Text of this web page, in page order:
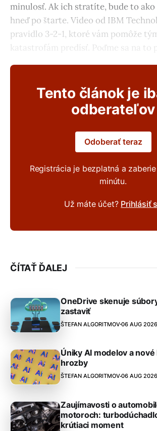
minulosť. Ak ich stratíte, bude to
hneď po štarte. Video od IBM
pravidlo 3-2-1, ktoré vám pomôže
katastrofám predísť. Poďme sa na to
Tento článok je
odberateľov
Odoberať teraz
Registrácia je bezplatná a
minútu.
Už máte účet? Prihlásiť
ČÍTAŤ ĎALEJ
OneDrive skenuje
zastaviť
ŠTEFAN ALGORITMOV06 AUG 2026
Úniky AI modelov a
hrozby
ŠTEFAN ALGORITMOV06 AUG 2026
Zaujímavosti o
motoroch:
krútiaci moment